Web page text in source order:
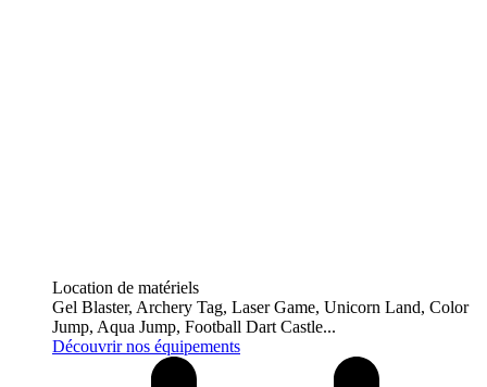
Location de matériels
Gel Blaster, Archery Tag, Laser Game, Unicorn Land, Color
Jump, Aqua Jump, Football Dart Castle...
Découvrir nos équipements